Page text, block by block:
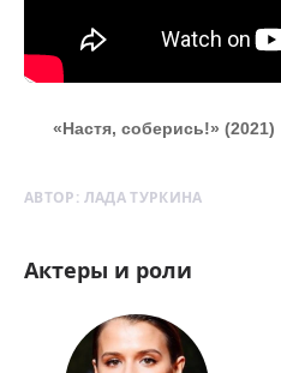
«Настя, соберись!» (2021)
АВТОР: ЛАДА ТУРКИНА
Актеры и роли